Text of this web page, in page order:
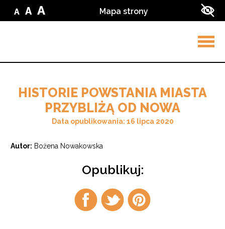
Przejdź do treści
Przejdź do wyszukiwarki
AZmień
wielkość
AZmień
wielkość
AZmień
wielkość
Mapa strony
HISTORIE POWSTANIA MIASTA
PRZYBLIŻĄ OD NOWA
Data opublikowania: 16 lipca 2020
Autor: Bożena Nowakowska
Opublikuj:
Udostępnij
na
facebook
Udostępnij
na
twitter
Udostępnij
na
pintrest